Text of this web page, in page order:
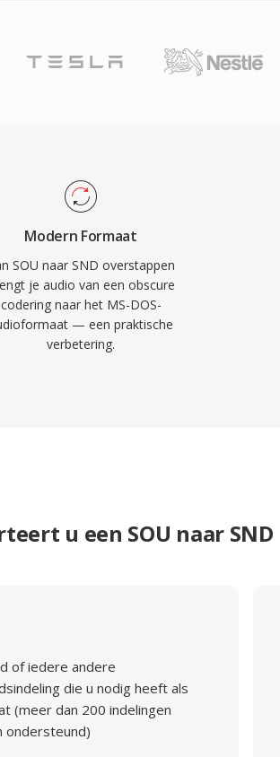
Modern Formaat
SOU naar SND overstappen
je audio van een obscure
codering naar het MS-DOS-
— een praktische
verbetering.
u een SOU naar SND
of iedere andere
die u nodig heeft als
(meer dan 200 indelingen
ondersteund)